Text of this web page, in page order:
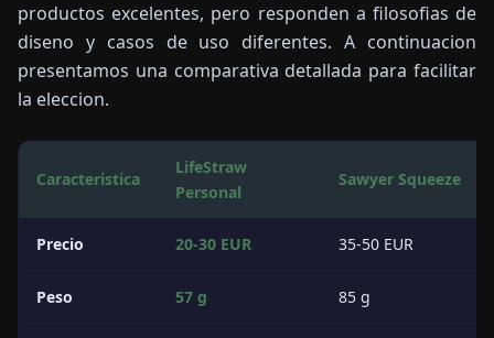
productos excelentes, pero responden a filosofias de
diseno y casos de uso diferentes. A continuacion
presentamos una comparativa detallada para facilitar
la eleccion.
Caracteristica
LifeStraw
Personal
Sawyer Squeeze
Precio 20-30 EUR 35-50 EUR
Peso 57 g 85 g